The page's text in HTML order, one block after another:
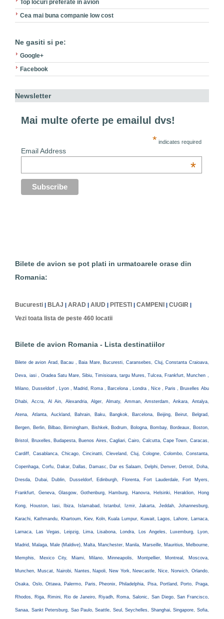
Top locuri preferate in avion
Cea mai buna companie low cost
Ne gasiti si pe:
Google+
Facebook
Newsletter
Mai multe oferte pe emailul dvs!
* indicates required
Email Address
*
Bilete de avion se pot plati in urmatoarele orase din
Romania:
Bucuresti BLAJ |ARAD |AIUD PITESTI |CAMPENI |CUGIR
Vezi toata lista de peste 460 locatii
Bilete de avion Romania - Lista destinatiilor
Bilete de avion Arad, Bacau , Baia Mare, Bucuresti, Caransebes, Cluj, Constanta Craioava,
Deva, iasi , Oradea Satu Mare, Sibiu, Timisioara, targu Mures, Tulcea, Frankfurt, Munchen ,
Milano, Dusseldorf , Lyon , Madrid, Roma , Barcelona , Londra , Nice , Paris , Bruxelles Abu
Dhabi, Accra, Al Ain, Alexandria, Alger, Almaty, Amman, Amsterdam, Ankara, Antalya,
Atena, Atlanta, Auckland, Bahrain, Baku, Bangkok, Barcelona, Beijing, Beirut, Belgrad,
Bergen, Berlin, Bilbao, Birmingham, Bishkek, Bodrum, Bologna, Bombay, Bordeaux, Boston,
Bristol, Bruxelles, Budapesta, Buenos Aires, Cagliari, Cairo, Calcutta, Cape Town, Caracas,
Cardiff, Casablanca, Chicago, Cincinatti, Cleveland, Cluj, Cologne, Colombo, Constanta,
Copenhaga, Corfu, Dakar, Dallas, Damasc, Dar es Salaam, Delphi, Denver, Detroit, Doha,
Dresda, Dubai, Dublin, Dusseldorf, Edinburgh, Florenta, Fort Lauderdale, Fort Myers,
Frankfurt, Geneva, Glasgow, Gothenburg, Hamburg, Hanovra, Helsinki, Heraklion, Hong
Kong, Houston, Iasi, Ibiza, Islamabad, Istanbul, Izmir, Jakarta, Jeddah, Johannesburg,
Karachi, Kathmandu, Khartoum, Kiev, Koln, Kuala Lumpur, Kuwait, Lagos, Lahore, Larnaca,
Larnaca, Las Vegas, Leipzig, Lima, Lisabona, Londra, Los Angeles, Luxemburg, Lyon,
Madrid, Malaga, Male (Maldive), Malta, Manchester, Manila, Marseille, Mauritius, Melbourne,
Memphis, Mexico City, Miami, Milano, Minneapolis, Montpellier, Montreal, Moscova,
Munchen, Muscat, Nairobi, Nantes, Napoli, New York, Newcastle, Nice, Norwich, Orlando,
Osaka, Oslo, Ottawa, Palermo, Paris, Pheonix, Philadelphia, Pisa, Portland, Porto, Praga,
Rhodos, Riga, Rimini, Rio de Janeiro, Riyadh, Roma, Salonic, San Diego, San Francisco,
Sanaa, Sankt Petersburg, Sao Paulo, Seattle, Seul, Seychelles, Shanghai, Singapore, Sofia,